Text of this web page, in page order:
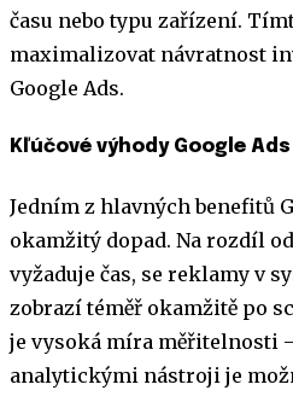
času nebo typu zařízení.
maximalizovat návratnost
Google Ads.
Kľúčové výhody Google
Jedním z hlavných benefitů
okamžitý dopad. Na rozdíl
vyžaduje čas, se reklamy v
zobrazí téměř okamžitě po
je vysoká míra měřitelnosti
analytickými nástroji je